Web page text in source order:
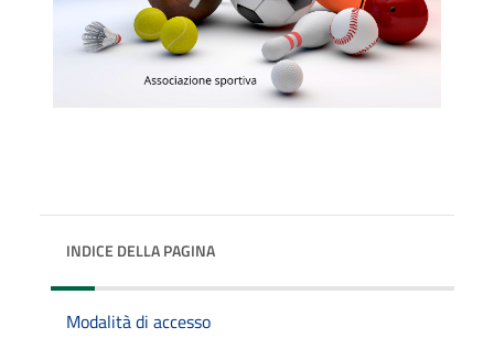
INDICE DELLA PAGINA
Modalità di accesso